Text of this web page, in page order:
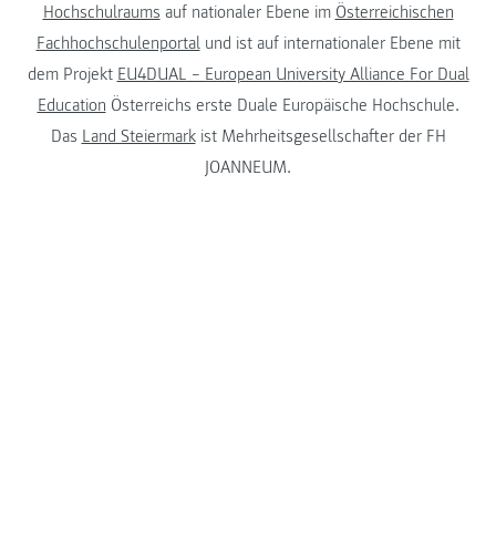
Hochschulraums auf nationaler Ebene im Österreichischen
Fachhochschulenportalund ist auf internationaler Ebene mit
dem Projekt EU4DUAL – European University Alliance For Dual
Education Österreichs erste Duale Europäische Hochschule.
Das Land Steiermarkist Mehrheitsgesellschafter der FH
JOANNEUM.